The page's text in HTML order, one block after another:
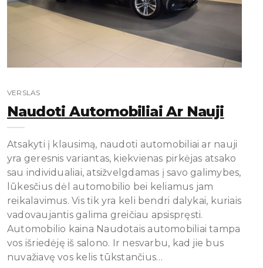
VERSLAS
Naudoti Automobiliai Ar Nauji
Atsakyti į klausimą, naudoti automobiliai ar nauji
yra geresnis variantas, kiekvienas pirkėjas atsako
sau individualiai, atsižvelgdamas į savo galimybes,
lūkesčius dėl automobilio bei keliamus jam
reikalavimus. Vis tik yra keli bendri dalykai, kuriais
vadovaujantis galima greičiau apsispręsti.
Automobilio kaina Naudotais automobiliai tampa
vos išriedėję iš salono. Ir nesvarbu, kad jie bus
nuvažiavę vos kelis tūkstančius…